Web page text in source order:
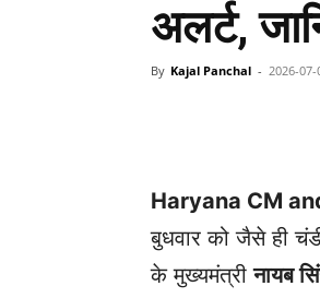
अलर्ट,
By Kajal Panchal - 2026-07-
Haryana CM
बुधवार को जैसे ही
के मुख्यमंत्रीनायब